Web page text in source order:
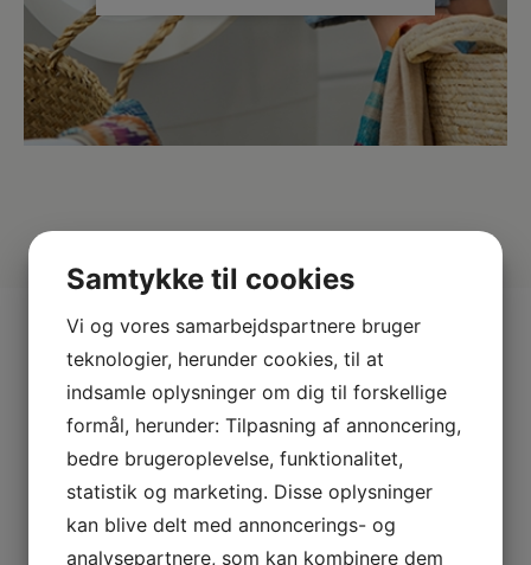
Mere fra Versa
Samtykke til cookies
Vi og vores samarbejdspartnere bruger
teknologier, herunder cookies, til at
indsamle oplysninger om dig til forskellige
formål, herunder: Tilpasning af annoncering,
bedre brugeroplevelse, funktionalitet,
statistik og marketing. Disse oplysninger
kan blive delt med annoncerings- og
analysepartnere, som kan kombinere dem